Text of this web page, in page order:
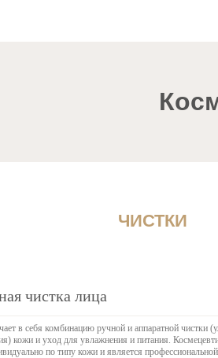
ЧИСТКИ
чистка лица
в себя комбинацию ручной и аппаратной чистки
кожи и уход для увлажнения и питания.
по типу кожи и является